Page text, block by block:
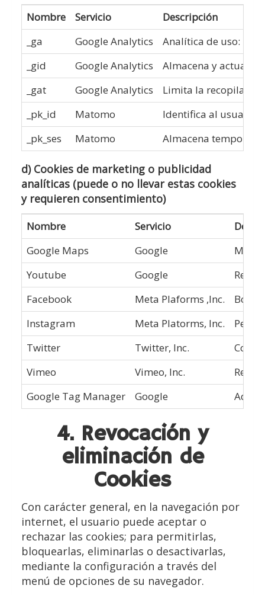
Nombre Servicio
Descripción
_ga
Google Analytics
Analítica de uso: nº
_gid
Google Analytics
Almacena y
_gat
Google Analytics
Limita la
_pk_id
Matomo
Identifica al usuario
_pk_ses
Matomo Almacena
d) Cookies de marketing o publicidad
analíticas (puede o no llevar estas cookies
y requieren consentimiento)
Nombre Servicio
Google Maps
Google
Youtube
Google
Facebook
Meta Plaforms ,Inc.
Instagram
Meta Platorms, Inc.
Perfil
Twitter
Twitter, Inc.
Vimeo
Vimeo, Inc.
Google Tag Manager
Google
4. Revocación y
eliminación de
Cookies
Con carácter general, en la navegación por
internet, el usuario puede aceptar o
rechazar las cookies; para permitirlas,
bloquearlas, eliminarlas o desactivarlas,
mediante la configuración a través del
menú de opciones de su navegador.